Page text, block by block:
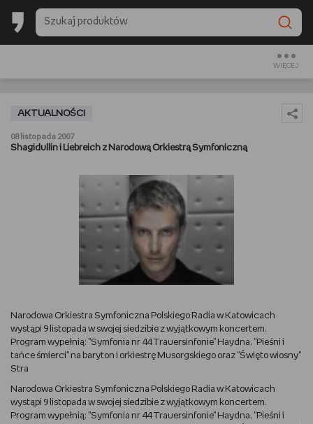
WIĘCEJ
BACK TO SCHOOL
SŁUCHAM
PREZENTOWNIKI
DBAM O URODĘ
TRENUJĘ
URZĄDZAM I DEKORUJĘ
AKTUALNOŚCI
08 listopada 2007
Shagidullin i Liebreich z Narodową Orkiestrą Symfoniczną
Narodowa Orkiestra Symfoniczna Polskiego Radia w Katowicach
wystąpi 9 listopada w swojej siedzibie z wyjątkowym koncertem.
Program wypełnią: "Symfonia nr 44 Trauersinfonie" Haydna, "Pieśni i
tańce śmierci" na baryton i orkiestrę Musorgskiego oraz "Święto wiosny"
Stra
Narodowa Orkiestra Symfoniczna Polskiego Radia w Katowicach
wystąpi 9 listopada w swojej siedzibie z wyjątkowym koncertem.
Program wypełnią: "Symfonia nr 44 Trauersinfonie" Haydna, "Pieśni i